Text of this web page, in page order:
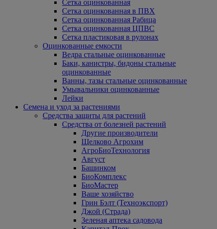
Сетка оцинкованная
Сетка оцинкованная в ПВХ
Сетка оцинкованная Рабица
Сетка оцинкованная ЦПВС
Сетка пластиковая в рулонах
Оцинкованные емкости
Ведра стальные оцинкованные
Баки, канистры, бидоны стальные
оцинкованные
Ванны, тазы стальные оцинкованные
Умывальники оцинкованные
Лейки
Семена и уход за растениями
Средства защиты для растений
Средства от болезней растений
Другие производители
Щелково Агрохим
АгроБиоТехнология
Август
Башинком
БиоКомплекс
БиоМастер
Ваше хозяйство
Грин Бэлт (Техноэкспорт)
Джой (Страда)
Зеленая аптека садовода